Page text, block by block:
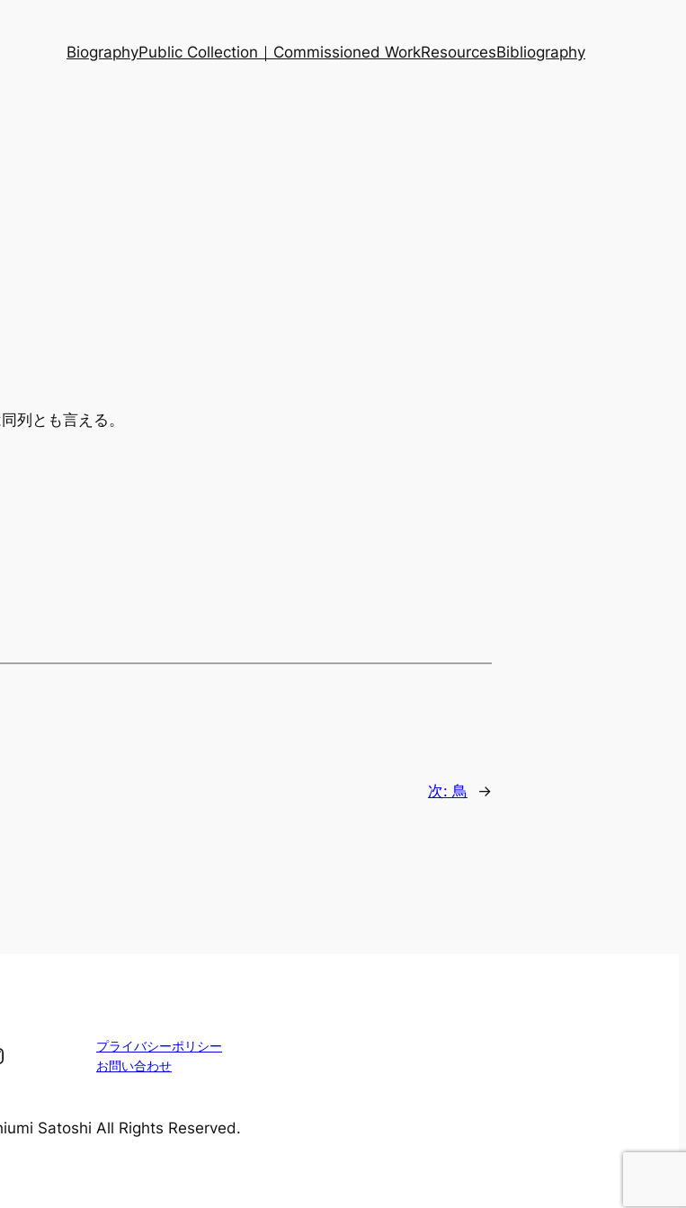
BiographyPublic Collection｜Commissioned WorkResourcesBibliography
列とも言える。
次: 鳥 →
プライバシーポリシー
お問い合わせ
Satoshi All Rights Reserved.